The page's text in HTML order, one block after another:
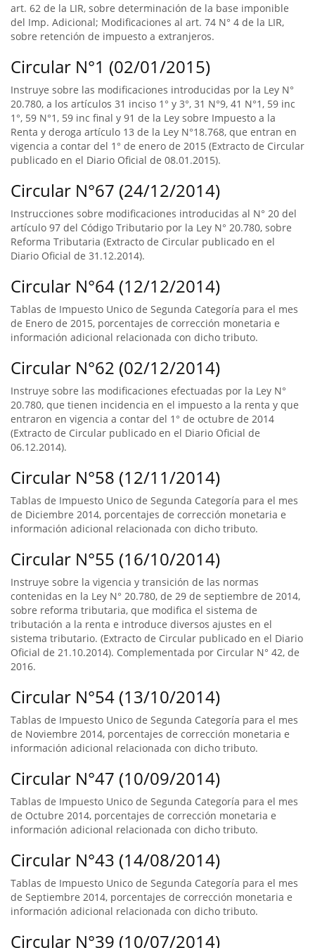
art. 62 de la LIR, sobre determinación de la base imponible
del Imp. Adicional; Modificaciones al art. 74 N° 4 de la LIR,
sobre retención de impuesto a extranjeros.
Circular N°1 (02/01/2015)
Instruye sobre las modificaciones introducidas por la Ley N°
20.780, a los artículos 31 inciso 1° y 3°, 31 N°9, 41 N°1, 59 inc
1°, 59 N°1, 59 inc final y 91 de la Ley sobre Impuesto a la
Renta y deroga artículo 13 de la Ley N°18.768, que entran en
vigencia a contar del 1° de enero de 2015 (Extracto de Circular
publicado en el Diario Oficial de 08.01.2015).
Circular N°67 (24/12/2014)
Instrucciones sobre modificaciones introducidas al N° 20 del
artículo 97 del Código Tributario por la Ley N° 20.780, sobre
Reforma Tributaria (Extracto de Circular publicado en el
Diario Oficial de 31.12.2014).
Circular N°64 (12/12/2014)
Tablas de Impuesto Unico de Segunda Categoría para el mes
de Enero de 2015, porcentajes de corrección monetaria e
información adicional relacionada con dicho tributo.
Circular N°62 (02/12/2014)
Instruye sobre las modificaciones efectuadas por la Ley N°
20.780, que tienen incidencia en el impuesto a la renta y que
entraron en vigencia a contar del 1° de octubre de 2014
(Extracto de Circular publicado en el Diario Oficial de
06.12.2014).
Circular N°58 (12/11/2014)
Tablas de Impuesto Unico de Segunda Categoría para el mes
de Diciembre 2014, porcentajes de corrección monetaria e
información adicional relacionada con dicho tributo.
Circular N°55 (16/10/2014)
Instruye sobre la vigencia y transición de las normas
contenidas en la Ley N° 20.780, de 29 de septiembre de 2014,
sobre reforma tributaria, que modifica el sistema de
tributación a la renta e introduce diversos ajustes en el
sistema tributario. (Extracto de Circular publicado en el Diario
Oficial de 21.10.2014). Complementada por Circular N° 42, de
2016.
Circular N°54 (13/10/2014)
Tablas de Impuesto Unico de Segunda Categoría para el mes
de Noviembre 2014, porcentajes de corrección monetaria e
información adicional relacionada con dicho tributo.
Circular N°47 (10/09/2014)
Tablas de Impuesto Unico de Segunda Categoría para el mes
de Octubre 2014, porcentajes de corrección monetaria e
información adicional relacionada con dicho tributo.
Circular N°43 (14/08/2014)
Tablas de Impuesto Unico de Segunda Categoría para el mes
de Septiembre 2014, porcentajes de corrección monetaria e
información adicional relacionada con dicho tributo.
Circular N°39 (10/07/2014)